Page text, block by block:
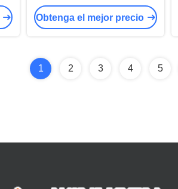
carga por USB para los
dispositivos múltiples
Obtenga el mejor precio
1 2 3 4 5